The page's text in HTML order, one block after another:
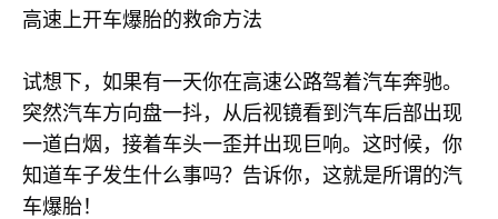
高速上开车爆胎的救命方法
试想下，如果有一天你在高速公路驾着汽车奔驰。
突然汽车方向盘一抖，从后视镜看到汽车后部出现
一道白烟，接着车头一歪并出现巨响。这时候，你
知道车子发生什么事吗？告诉你，这就是所谓的汽
车爆胎！